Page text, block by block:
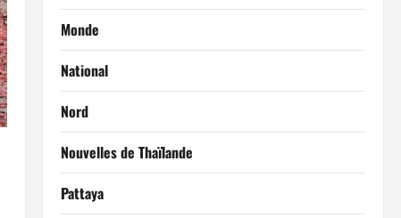
Monde
National
Nord
Nouvelles de Thaïlande
Pattaya